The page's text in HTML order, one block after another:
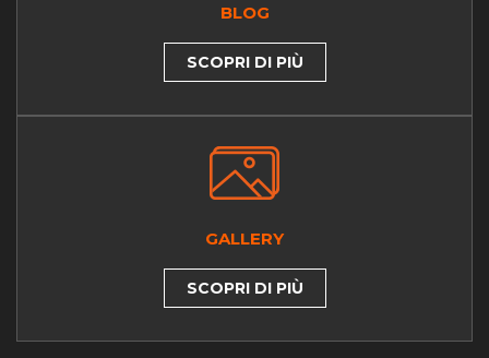
BLOG
SCOPRI DI PIÙ
GALLERY
SCOPRI DI PIÙ